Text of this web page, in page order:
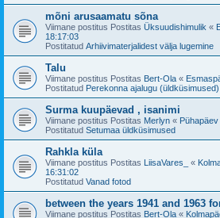
mõni arusaamatu sõna
Viimane postitus Postitas Üksuudishimulik «
18:17:03
Postitatud Arhiivimaterjalidest välja lugemine
Talu
Viimane postitus Postitas Bert-Ola «
Postitatud Perekonna ajalugu (üldküsimused)
Surma kuupäevad , isanimi
Viimane postitus Postitas Merlyn «
Postitatud Setumaa üldküsimused
Rahkla küla
Viimane postitus Postitas LiisaVares_ «
16:31:02
Postitatud Vanad fotod
between the years 1941 and 1963
Viimane postitus Postitas Bert-Ola «